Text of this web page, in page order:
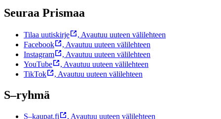
Seuraa Prismaa
Tilaa uutiskirje , Avautuu uuteen välilehteen
Facebook
, Avautuu uuteen välilehteen
Instagram
, Avautuu uuteen välilehteen
YouTube
, Avautuu uuteen välilehteen
TikTok
, Avautuu uuteen välilehteen
S–ryhmä
S–kaupat.fi , Avautuu uuteen välilehteen